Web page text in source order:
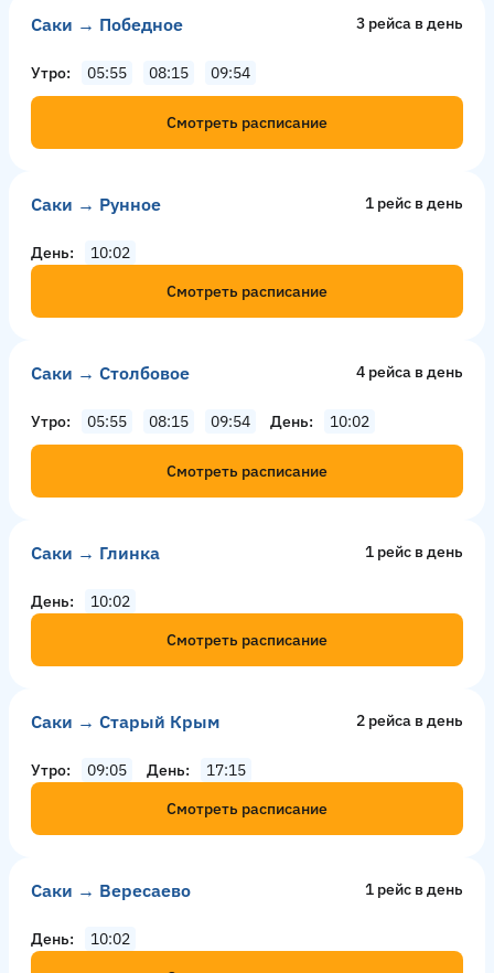
Саки → Победное 3 рейсa в день
Утро 05:55 08:15 09:54
Смотреть расписание
Саки → Рунное 1 рейс в день
День
10:02
Смотреть расписание
Саки → Столбовое 4 рейсa в день
Утро 05:55 08:15 09:54 День 10:02
Смотреть расписание
Саки → Глинка 1 рейс в день
День
10:02
Смотреть расписание
Саки → Старый Крым 2 рейсa в день
Утро 09:05 День
17:15
Смотреть расписание
Саки → Вересаево 1 рейс в день
День
10:02